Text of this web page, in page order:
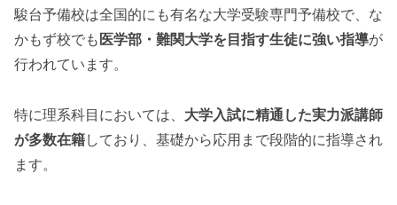
駿台予備校は全国的にも有名な大学受験専門予備校で、な
かもず校でも 医学部・難関大学を目指す生徒に強い指導が
行われています。
特に理系科目においては、 大学入試に精通した実力派講師
が多数在籍しており、基礎から応用まで段階的に指導され
ます。